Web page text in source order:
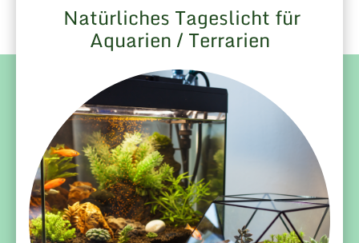
Natürliches Tageslicht für
Aquarien / Terrarien